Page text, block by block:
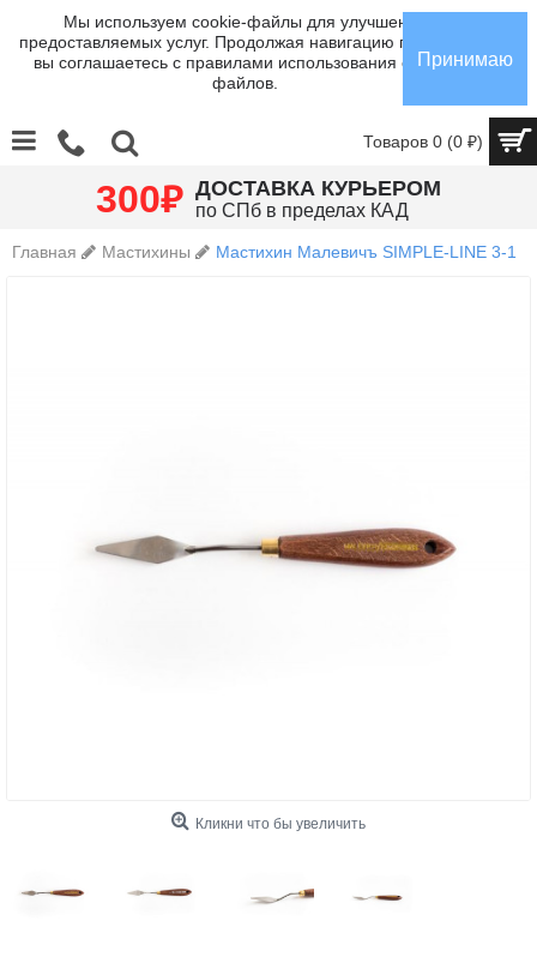
Мы используем cookie-файлы для улучшения
предоставляемых услуг. Продолжая навигацию по сайту,
вы соглашаетесь с правилами использования cookie-
файлов.
Принимаю
Товаров 0 (0 ₽)
300₽ ДОСТАВКА КУРЬЕРОМ
по СПб в пределах КАД
Главная Мастихины Мастихин Малевичъ SIMPLE-LINE 3-1
Кликни что бы увеличить